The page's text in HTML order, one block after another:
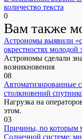
количество текста
0
Вам также
Астрономы выявили
окрестностях молодой
Астрономы сделали
возникновения
08
Автоматизированные
столкновений
Нагрузка на
этом.
03
Причины, по которым
Солнечной системе: